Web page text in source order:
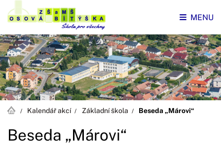
MENU
Kalendář akcí Základní škola Beseda „Márovi“
Beseda „Márovi“